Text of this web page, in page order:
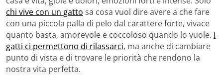
chi vive con un gatto sa cosa vuol dire avere a che fare
con una piccola palla di pelo dal carattere forte, vivace
quanto basta, amorevole e coccoloso quando lo vuole. I
gatti ci permettono di rilassarci, ma anche di cambiare
punto di vista e di trovare le priorità che rendono la
nostra vita perfetta.